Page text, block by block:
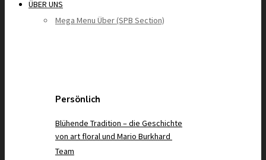
ÜBER UNS
Mega Menu Über (SPB Section)
Persönlich
Blühende Tradition – die Geschichte
von art floral und Mario Burkhard
Team